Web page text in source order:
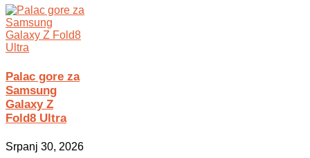
Palac gore za
Samsung
Galaxy Z
Fold8 Ultra
Srpanj 30, 2026